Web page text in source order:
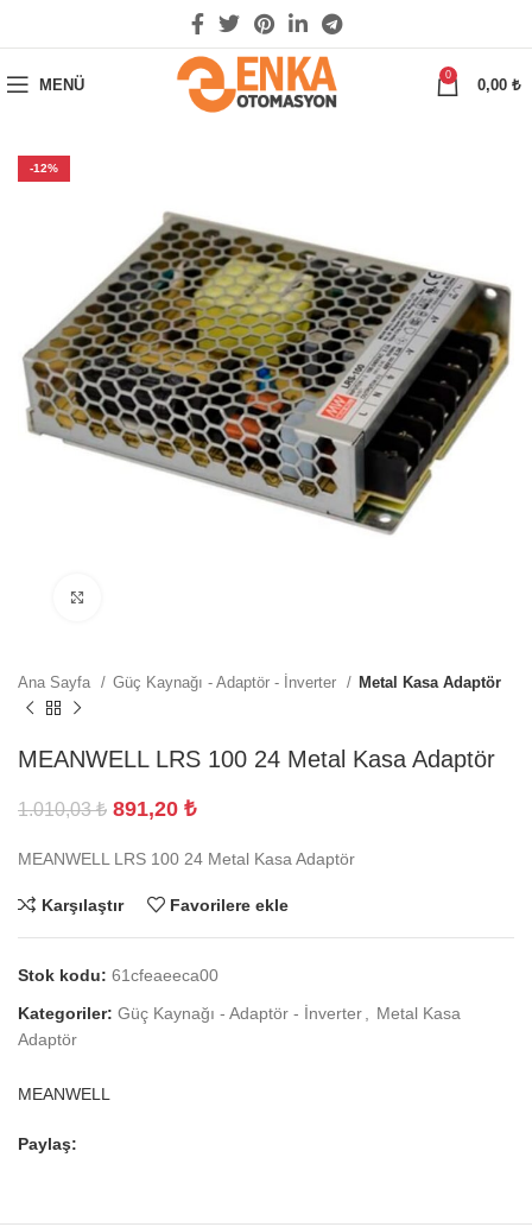
MENÜ
0
0,00 ₺
-12%
Ana Sayfa Güç Kaynağı - Adaptör - İnverter Metal Kasa Adaptör
MEANWELL LRS 100 24 Metal Kasa Adaptör
1.010,03₺ 891,20 ₺
MEANWELL LRS 100 24 Metal Kasa Adaptör
Karşılaştır Favorilere ekle
Stok kodu: 61cfeaeeca00
Kategoriler: Güç Kaynağı - Adaptör - İnverter
Metal Kasa
Adaptör
MEANWELL
Paylaş: